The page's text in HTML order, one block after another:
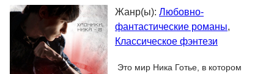
Жанр(ы): Любовно-
фантастические романы,
Классическое фэнтези
Это мир Ника Готье, в котором